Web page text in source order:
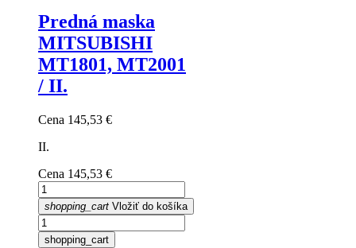
Predná maska
MITSUBISHI
MT1801, MT2001
/ II.
Cena 145,53 €
II.
Cena 145,53 €
shopping_cart Vložiť do košíka
shopping_cart